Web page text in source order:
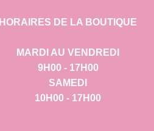
HORAIRES DE LA BOUTIQUE
MARDI AU VENDREDI
9H00 - 17H00
SAMEDI
10H00 - 17H00